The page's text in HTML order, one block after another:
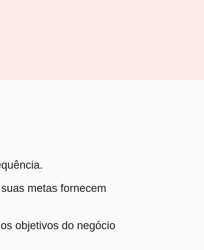
metas fornecem
objetivos do negócio